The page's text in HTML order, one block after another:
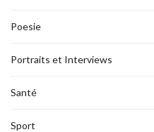
Poesie
Portraits et Interviews
Santé
Sport